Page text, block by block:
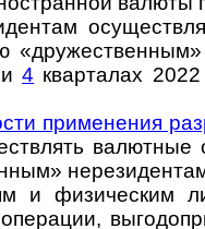
и4 кварталах
при­ме­не­ния
и физическим